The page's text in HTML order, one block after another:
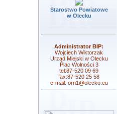
Starostwo Powiatowe
w Olecku
Administrator BIP:
Wojciech Wiktorzak
Urząd Miejski w Olecku
Plac Wolności 3
tel:87-520 09 69
fax:87-520 25 58
e-mail: orn1@olecko.eu